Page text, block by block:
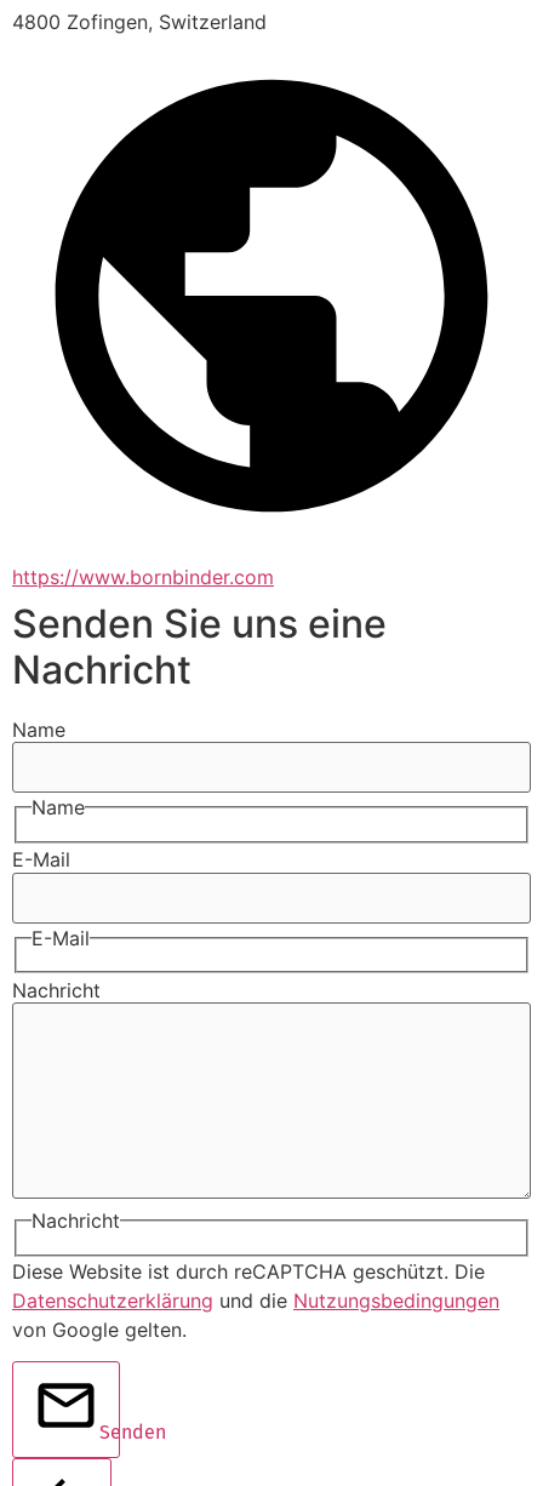
4800 Zofingen, Switzerland
https://www.bornbinder.com
Senden Sie uns eine
Nachricht
Name
Name
E-Mail
E-Mail
Nachricht
Nachricht
Diese Website ist durch reCAPTCHA geschützt. Die
Datenschutzerklärung und die Nutzungsbedingungen
von Google gelten.
Senden